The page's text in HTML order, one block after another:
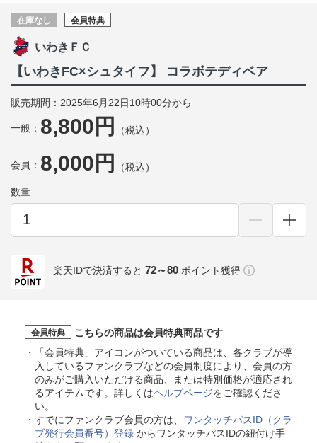
在庫なし 会員特典
いわきＦＣ
【いわきFC×シュタイフ】 コラボテディベア
販売期間：2025年6月22日10時00分から
一般： 8,800円 （税込）
会員： 8,000円 （税込）
数量
楽天IDで決済すると 72～80 ポイント獲得
会員特典
こちらの商品は会員特典商品です
「会員特典」アイコンがついている商品は、各クラブが導
入しているファンクラブなどの会員制度により、会員の方
のみがご購入いただける商品、または特別価格が適応され
るアイテムです。詳しくはヘルプページをご確認くださ
い。
すでにファンクラブ会員の方は、
ワンタッチパスID（クラ
ブ発行会員番号）登録 からワンタッチパスIDの紐付け手